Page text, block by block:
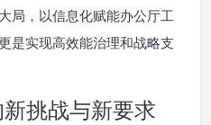
局，以信息化赋能办公厅工
是实现高效能治理和战略支
挑战与新要求